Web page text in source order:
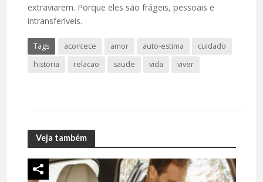
extraviarem. Porque eles são frágeis, pessoais e
intransferíveis.
Tags acontece amor auto-estima
cuidado
historia
relacao saude vida viver
Veja também